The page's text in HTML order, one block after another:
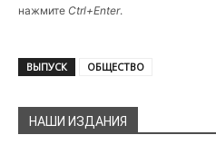
нажмите Ctrl+Enter.
ВЫПУСК ОБЩЕСТВО
НАШИ ИЗДАНИЯ